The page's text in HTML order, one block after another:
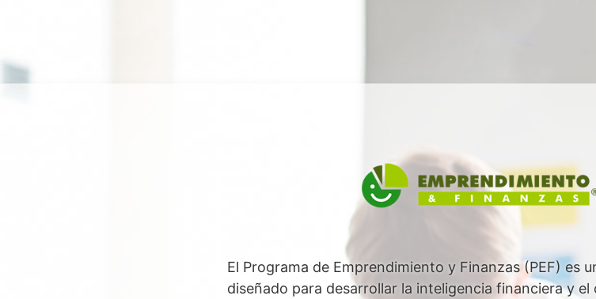
El Programa de Emprendimiento y Finanzas (PEF) es
diseñado para desarrollar la inteligencia financiera y